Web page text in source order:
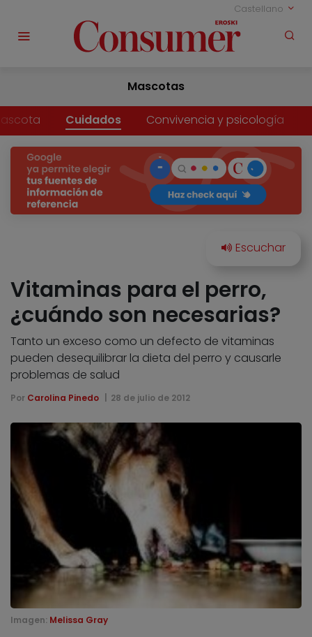
Castellano
Mascotas
Cuidados Convivencia y psicología
Vitaminas para el perro,
¿cuándo son necesarias?
Tanto un exceso como un defecto de vitaminas
pueden desequilibrar la dieta del perro y causarle
problemas de salud
Por Carolina Pinedo 28 de julio de 2012
Imagen: Melissa Gray